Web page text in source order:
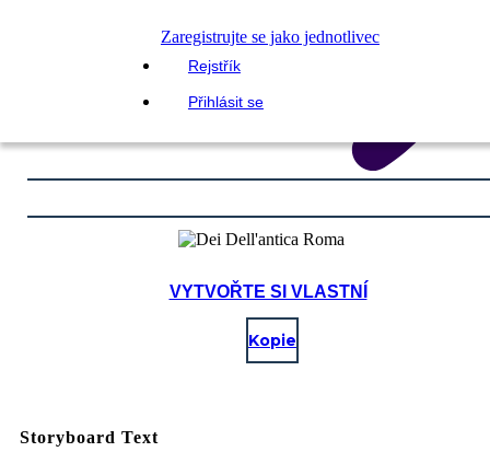
Zaregistrujte se jako jednotlivec
Rejstřík
Přihlásit se
VYTVOŘTE SI VLASTNÍ
Kopie
Storyboard Text